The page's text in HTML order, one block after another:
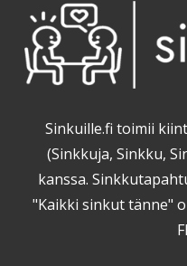
Sinkuille.fi toimii
(Sinkkuja, Sinkku,
kanssa.
"Kaikki sinkut tänne"